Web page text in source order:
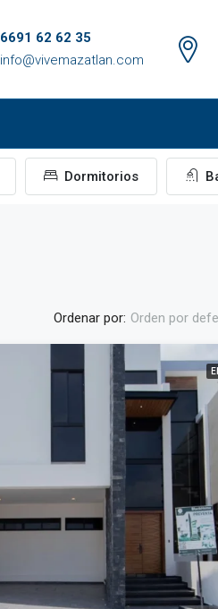
6691 62 62 35
info@vivemazatlan.com
Dormitorios
Ordenar por: Orden por